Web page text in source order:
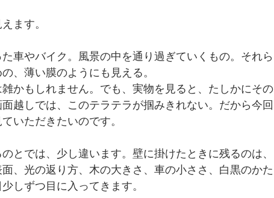
ます。
車やバイク。風景の中を通り過ぎていくもの。それら
、薄い膜のようにも見える。
かもしれません。でも、実物を見ると、たしかにその
越しでは、このテラテラが掴みきれない。だから今回
いただきたいのです。
とでは、少し違います。壁に掛けたときに残るのは、
、光の返り方、木の大きさ、車の小ささ、白黒のかた
しずつ目に入ってきます。